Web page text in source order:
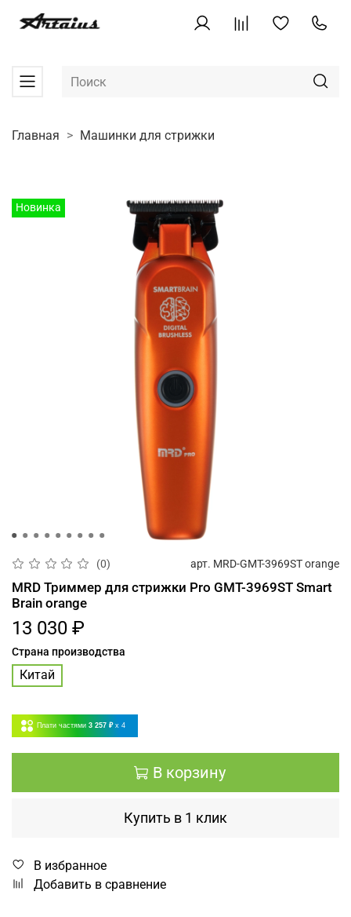
Главная Машинки для стрижки
Новинка
(0) арт. MRD-GMT-3969ST orange
MRD Триммер для стрижки Pro GMT-3969ST Smart
Brain orange
13 030 ₽
Страна производства
Китай
Плати частями 3 257 ₽ x 4
В корзину
Купить в 1 клик
В избранное
Добавить в сравнение